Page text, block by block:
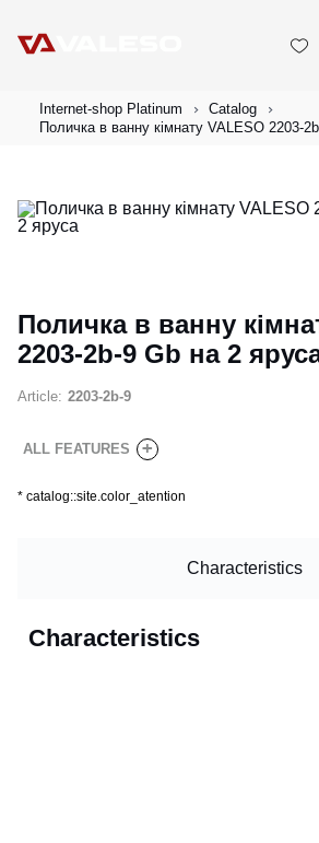
Internet-shop Platinum
Catalog
Поличка в ванну кімнату VALESO 2203-
Поличка в ванну
2203-2b-9 Gb на 2
Article: 2203-2b-9
ALL FEATURES +
* catalog::site.color_atention
Characteristics
Characteristics